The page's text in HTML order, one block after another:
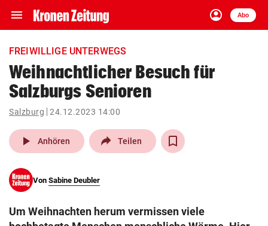
menu Navigation
ein-/ausklappen
account_circle
Anmelden
Abo
close Schließen
account_circle Anmelden
pin_drop
Wien arrow_right
search
eingeben
FREIWILLIGE UNTERWEGS
Weihnachtlicher Besuch für
Salzburgs Senioren
Salzburg 24.12.2023 14:00
play_arrow Anhören Teilen
Von Sabine Deubler
Um Weihnachten herum vermissen viele